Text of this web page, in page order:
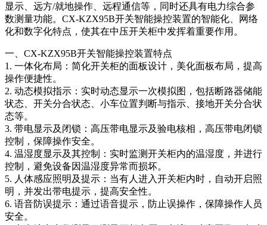
显示、远方/就地操作、远程通信等，同时还具有电力综合参
数测量功能。CX-KZX95B开关智能操控装置的智能化、网络
化和数字化特点，使其在中压开关柜中发挥着重要作用。
一、CX-KZX95B开关智能操控装置特点
1. 一体化布局：简化开关柜的面板设计，美化面板布局，提高
操作便捷性。
2. 动态模拟指示：实时动态显示一次模拟图，包括断路器储能
状态、开关分合状态、小车位置判断与指示、接地开关分合状
态等。
3. 带电显示及闭锁：高压带电显示及验电核相，高压带电闭锁
控制，保障操作安全。
4. 温湿度显示及其控制：实时监测开关柜内的温湿度，并进行
控制，避免设备因温湿度异常而损坏。
5. 人体感应照明及提示：当有人进入开关柜内时，自动开启照
明，并发出带电提示，提高安全性。
6. 语音防误提示：通过语音提示，防止误操作，保障操作人员
安全。